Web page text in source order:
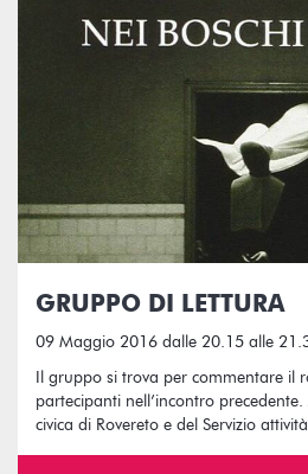
GRUPPO DI LETTURA
09 Maggio 2016 dalle 20.15 alle
Il gruppo si trova per commentare il
partecipanti nell’incontro
civica di Rovereto e del Servizio